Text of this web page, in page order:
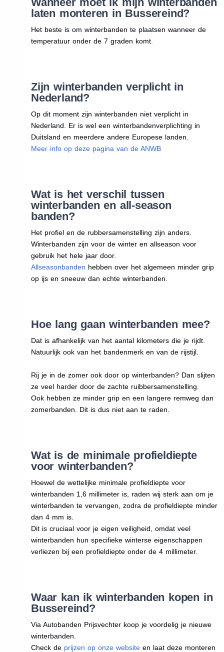
laten monteren in Bussereind?
Het beste is om winterbanden te plaatsen wanneer de
temperatuur onder de 7 graden komt.
Zijn winterbanden verplicht in
Nederland?
Op dit moment zijn winterbanden niet verplicht in
Nederland. Er is wel een winterbandenverplichting in
Duitsland en meerdere andere Europese landen.
Meer info op deze pagina van de ANWB
Wat is het verschil tussen
winterbanden en all-season
banden?
Het profiel en de rubbersamenstelling zijn anders.
Winterbanden zijn voor de winter en allseason voor
gebruik het hele jaar door.
Allseasonbanden hebben over het algemeen minder grip
op ijs en sneeuw dan echte winterbanden.
Hoe lang gaan winterbanden mee?
Dat is afhankelijk van het aantal kilometers die je rijdt.
Natuurlijk ook van het bandenmerk en van de rijstijl.
Rij je in de zomer ook door op winterbanden? Dan slijten
ze veel harder door de zachte ruibbersamenstelling.
Ook hebben ze minder grip en een langere remweg dan
zomerbanden. Dit is dus niet aan te raden.
Wat is de minimale profieldiepte
voor winterbanden?
Hoewel de wettelijke minimale profieldiepte voor
winterbanden 1,6 millimeter is, raden wij sterk aan om je
winterbanden te vervangen, zodra de profieldiepte minder
dan 4 mm is.
Dit is cruciaal voor je eigen veiligheid, omdat veel
winterbanden hun specifieke winterse eigenschappen
verliezen bij een profieldiepte onder de 4 millimeter.
Waar kan ik winterbanden kopen in
Bussereind?
Via Autobanden Prijsvechter koop je voordelig je nieuwe
winterbanden.
Check de prijzen op onze websiteen laat deze monteren